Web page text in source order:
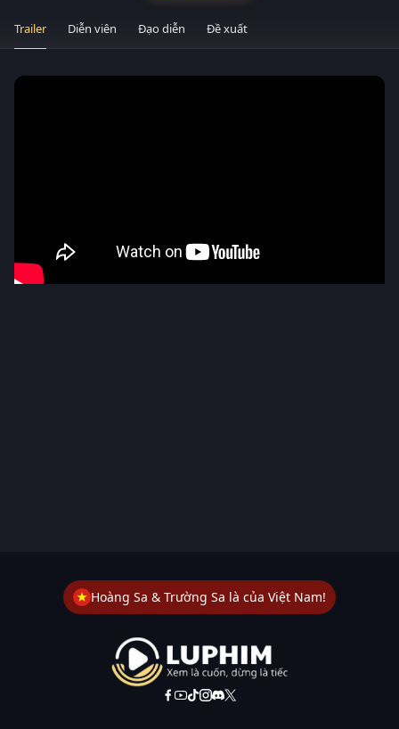
Trailer Diễn viên Đạo diễn Đề xuất
Hoàng Sa & Trường Sa là của Việt Nam!